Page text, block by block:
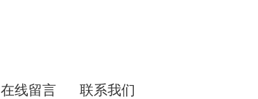
在线留言 联系我们